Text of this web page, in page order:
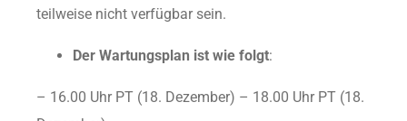
teilweise nicht verfügbar sein.
Der Wartungsplan ist wie folgt:
– 16.00 Uhr PT (18. Dezember) – 18.00 Uhr PT (18.